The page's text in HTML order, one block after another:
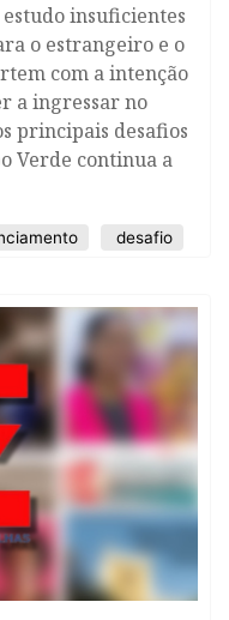
insuficientes
o estrangeiro e o
com a intenção
a ingressar no
principais desafios
Verde continua a
desafio